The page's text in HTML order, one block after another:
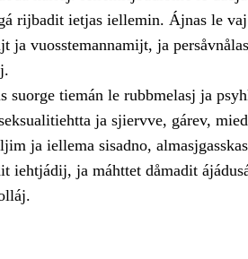
rijbadit ietjas iellemin. Ájnas le
ja vuosstemannamijt, ja
suorge tiemán le rubbmelasj ja
ja sjiervve, gárev,
ja iellema sisadno,
iehtjádij, ja máhttet dåmadit